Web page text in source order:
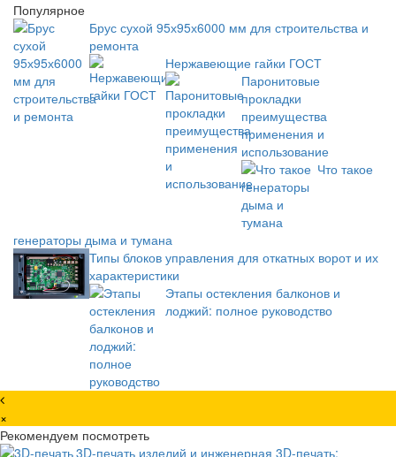
Популярное
Брус сухой 95х95х6000 мм для строительства и
ремонта
Нержавеющие гайки ГОСТ
Паронитовые
прокладки
преимущества
применения и
использование
Что такое
генераторы дыма и тумана
Типы блоков управления для откатных ворот и их
характеристики
Этапы остекления балконов и
лоджий: полное руководство
×
Рекомендуем посмотреть
3D-печать изделий и инженерная 3D-печать: